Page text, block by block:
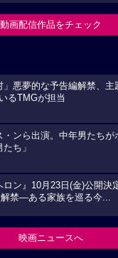
動画配信作品をチェック
」悪夢的な予告編解禁、
いるTMGが担当
・ンら出演。中年男たちが
たち」
ロン』10月23日(金)公開決
禁―ある家族を巡る今...
映画ニュースへ